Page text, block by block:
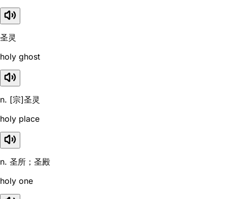
圣灵
holy ghost
n. [宗]圣灵
holy place
n. 圣所；圣殿
holy one